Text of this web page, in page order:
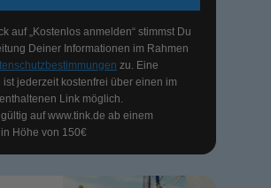
auf „Kostenlos anmelden“ stimmst Du
Deiner Informationen im Rahmen
zu. Eine
jederzeit kostenfrei über einen im
Link möglich.
aufwww.tink.de ab einem
Höhe von 150€